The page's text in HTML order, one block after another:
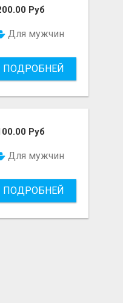
Руб
Для мужчин
ПОДРОБНЕЙ
БЕРЕМ БЕЗ
Руб
Для мужчин
ПОДРОБНЕЙ